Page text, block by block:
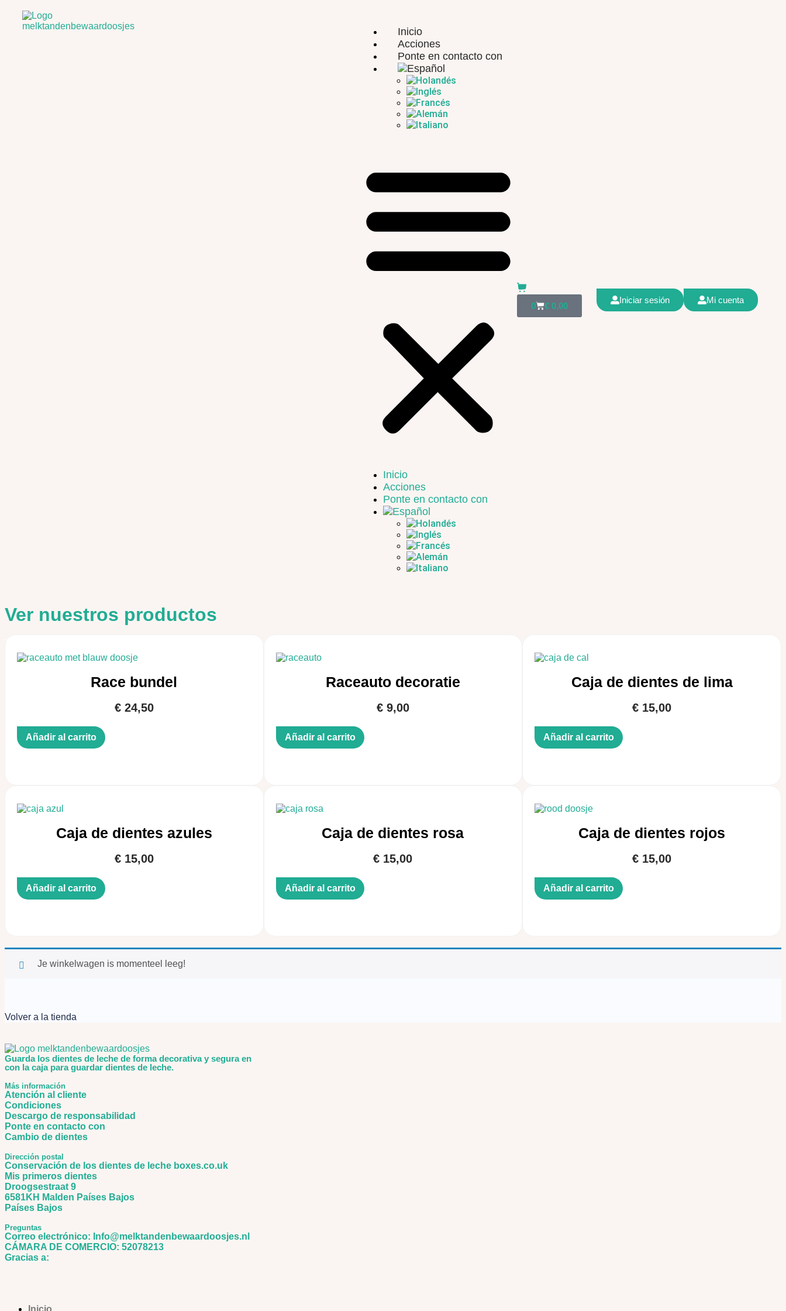
Inicio
Acciones
Ponte en contacto con
Inicio
Acciones
Ponte en contacto con
€ 0,00
0
Iniciar sesión Mi cuenta
Ver nuestros productos
Race bundel
€24,50
Añadir al carrito
Raceauto decoratie
€9,00
Añadir al carrito
Caja de dientes de lima
€ 15,00
Añadir al carrito
Caja de dientes azules
€15,00
Añadir al carrito
Caja de dientes rosa
€ 15,00
Añadir al carrito
Caja de dientes rojos
€ 15,00
Añadir al carrito
Je winkelwagen is momenteel leeg!
Volver a la tienda
Guarda los dientes de leche de forma decorativa y segura en
con la caja para guardar dientes de leche.
Más información
Atención al cliente
Condiciones
Descargo de responsabilidad
Ponte en contacto con
Cambio de dientes
Dirección postal
Conservación de los dientes de leche boxes.co.uk
Mis primeros dientes
Droogsestraat 9
6581KH Malden Países Bajos
Países Bajos
Preguntas
Correo electrónico: Info@melktandenbewaardoosjes.nl
CÁMARA DE COMERCIO: 52078213
Gracias a:
Inicio